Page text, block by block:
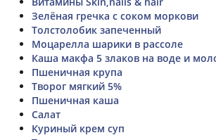
Зелёная гречка с соком моркови
Толстолобик запеченный
Моцарелла шарики в рассоле
Каша макфа 5 злаков на воде и
Пшеничная крупа
Творог мягкий 5%
Пшеничная каша
Салат
Куриный крем суп